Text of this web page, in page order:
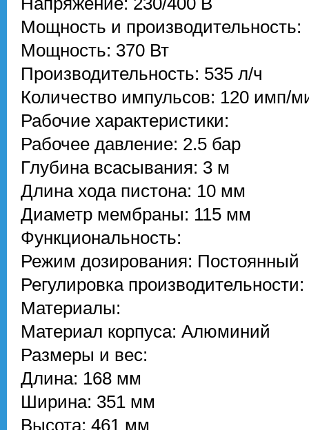
Мощность и производительность:
Мощность: 370 Вт
Производительность: 535 л/ч
Количество импульсов: 120 имп/
Рабочие характеристики:
Рабочее давление: 2.5 бар
Глубина всасывания: 3 м
Длина хода пистона: 10 мм
Диаметр мембраны: 115 мм
Функциональность:
Режим дозирования: Постоянный
Регулировка
Материалы:
Материал корпуса: Алюминий
Размеры и вес:
Длина: 168 мм
Ширина: 351 мм
Высота: 461 мм